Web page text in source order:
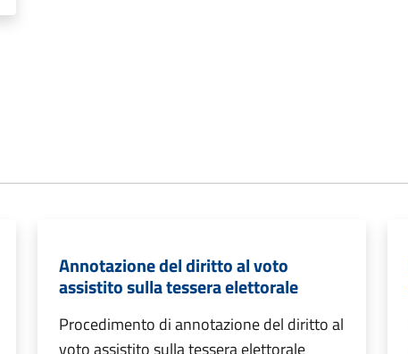
Annotazione del diritto al voto
assistito sulla tessera elettorale
Procedimento di annotazione del diritto al